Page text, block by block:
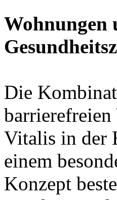
Wohnungen
Die
barrierefreien
Vitalis in der
einem
Konzept